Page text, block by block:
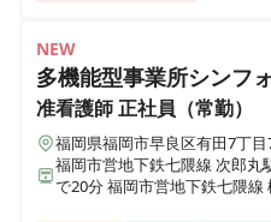
医療施設型ホスピス 医心館経
東京都世田谷区宮坂三丁目2-8
株式会社アンビスホールデ
東京都中央区京橋一丁目6-1 三井住友
NEW
多機能型事業所シンフ
准看護師正社員（常勤）
福岡県福岡市早良区有田7丁
福岡市営地下鉄七隈線 次郎丸
で20分 福岡市営地下鉄七隈線